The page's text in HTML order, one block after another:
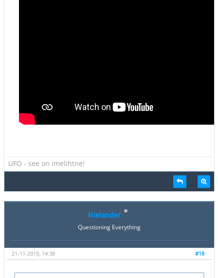
UFO - see on imelihtne!
Nielander
Questioning Everything
#18
21-11-2019, 14:38